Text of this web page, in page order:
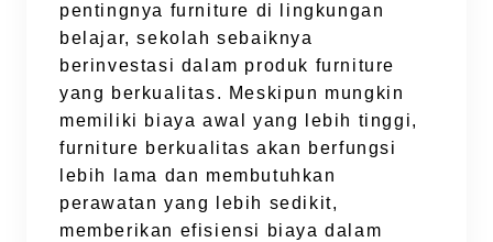
pentingnya furniture di lingkungan
belajar, sekolah sebaiknya
berinvestasi dalam produk furniture
yang berkualitas. Meskipun mungkin
memiliki biaya awal yang lebih tinggi,
furniture berkualitas akan berfungsi
lebih lama dan membutuhkan
perawatan yang lebih sedikit,
memberikan efisiensi biaya dalam